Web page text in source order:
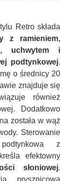
Retro składa
z ramieniem,
uchwytem i
podtynkowej.
o średnicy 20
znajduje się
również
Dodatkowo
została w wąż
Sterowanie
z
efektowny
słoniowej.
prysznicowa